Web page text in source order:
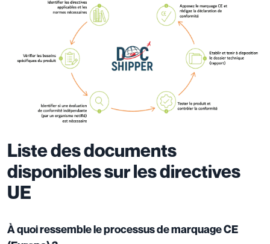
Liste des documents
disponibles sur les directives
UE
À quoi ressemble le processus de marquage CE